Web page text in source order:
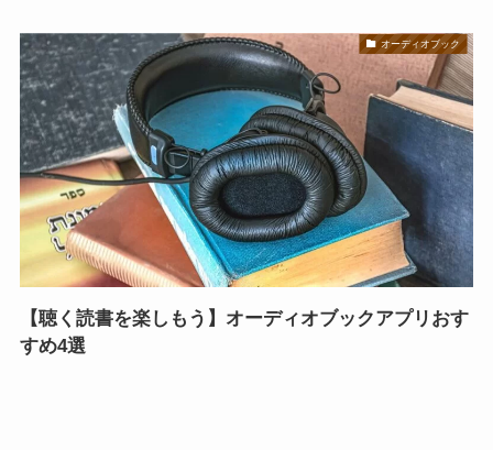
オーディオブック
【聴く読書を楽しもう】オーディオブックアプリおす
すめ4選